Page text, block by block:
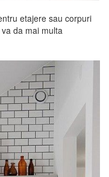
etajere sau corpuri
da mai multa